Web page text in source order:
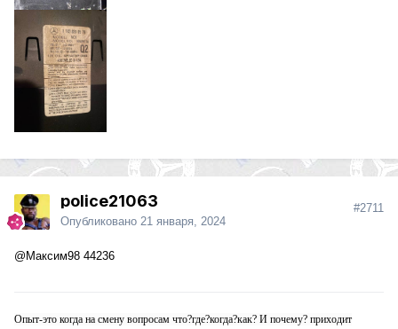
police21063
Опубликовано 21 января, 2024
#2711
@Максим98 44236
Опыт-это когда на смену вопросам что?где?когда?как? И почему? приходит